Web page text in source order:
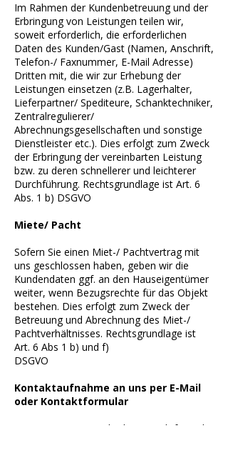
Im Rahmen der Kundenbetreuung und der
Erbringung von Leistungen teilen wir,
soweit erforderlich, die erforderlichen
Daten des Kunden/Gast (Namen, Anschrift,
Telefon-/ Faxnummer, E-Mail Adresse)
Dritten mit, die wir zur Erhebung der
Leistungen einsetzen (z.B. Lagerhalter,
Lieferpartner/ Spediteure, Schanktechniker,
Zentralregulierer/
Abrechnungsgesellschaften und sonstige
Dienstleister etc.). Dies erfolgt zum Zweck
der Erbringung der vereinbarten Leistung
bzw. zu deren schnellerer und leichterer
Durchführung. Rechtsgrundlage ist Art. 6
Abs. 1 b) DSGVO
Miete/ Pacht
Sofern Sie einen Miet-/ Pachtvertrag mit
uns geschlossen haben, geben wir die
Kundendaten ggf. an den Hauseigentümer
weiter, wenn Bezugsrechte für das Objekt
bestehen. Dies erfolgt zum Zweck der
Betreuung und Abrechnung des Miet-/
Pachtverhältnisses. Rechtsgrundlage ist
Art. 6 Abs 1 b) und f)
DSGVO
Kontaktaufnahme an uns per E-Mail
oder Kontaktformular
Treten Sie per E-Mail oder Kontaktformular